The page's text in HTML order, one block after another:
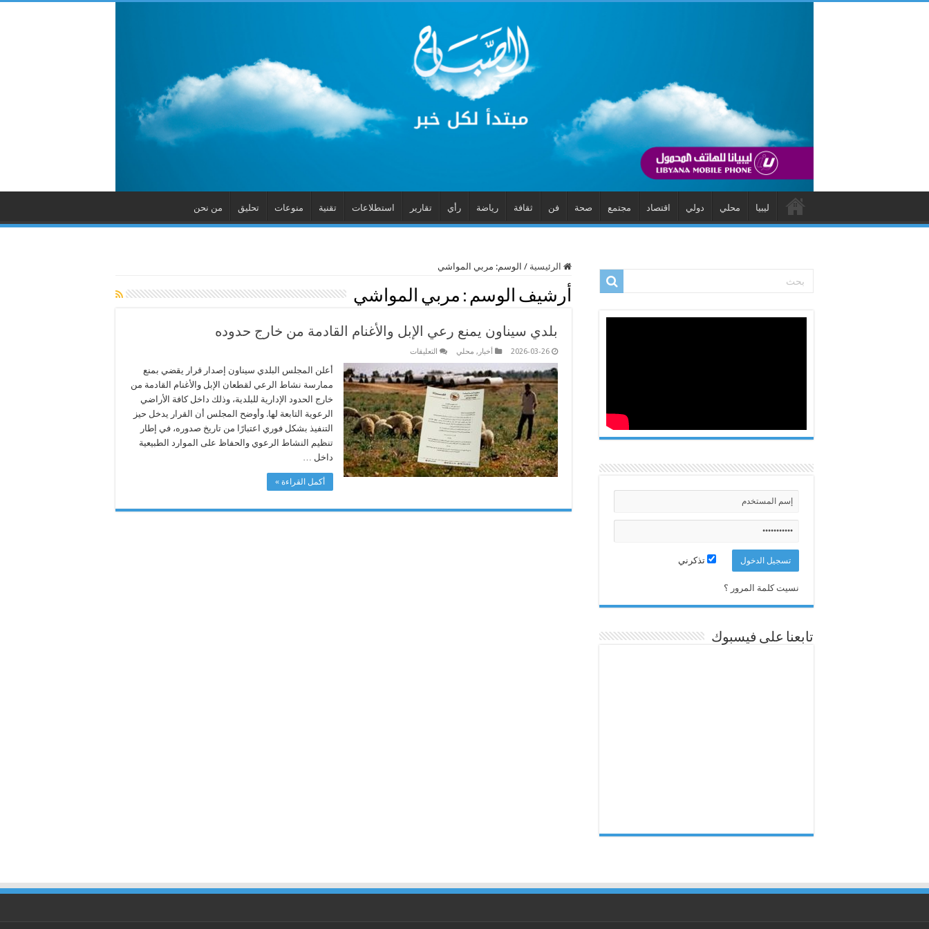
ليبيا محلي دولي اقتصاد مجتمع صحة فن ثقافة رياضة رأي تقارير استطلاعات تقنية منوعات تحليق من نحن
الرئيسية / الوسم: مربي المواشي
أرشيف الوسم : مربي المواشي
بلدي سيناون يمنع رعي الإبل والأغنام القادمة من خارج حدوده
2026-03-26 أخبار , محلي التعليقات
سيناون
يمنع
رعي
الإبل
والأغنام
القادمة
من
خارج
حدوده
مغلقة
أعلن المجلس البلدي سيناون إصدار قرار يقضي بمنع
ممارسة نشاط الرعي لقطعان الإبل والأغنام القادمة من
خارج الحدود الإدارية للبلدية، وذلك داخل كافة الأراضي
الرعوية التابعة لها. وأوضح المجلس أن القرار يدخل حيز
التنفيذ بشكل فوري اعتبارًا من تاريخ صدوره، في إطار
تنظيم النشاط الرعوي والحفاظ على الموارد الطبيعية
داخل …
أكمل القراءة »
تذكرني
نسيت كلمة المرور ؟
تابعنا على فيسبوك